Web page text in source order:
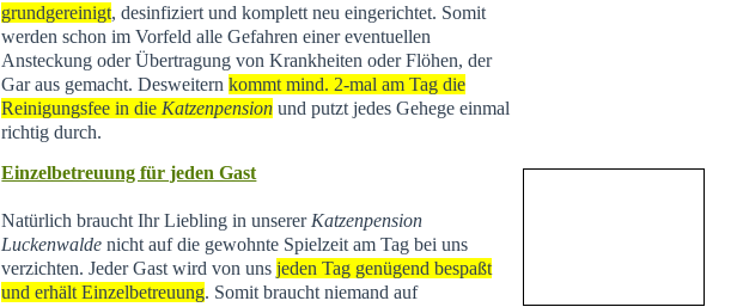
grundgereinigt, desinfiziert und komplett neu eingerichtet. Somit
werden schon im Vorfeld alle Gefahren einer eventuellen
Ansteckung oder Übertragung von Krankheiten oder Flöhen, der
Gar aus gemacht. Desweiternkommt mind. 2-mal am Tag die
Reinigungsfee in die Katzenpension und putzt jedes Gehege einmal
richtig durch.
Einzelbetreuung für jeden Gast
Natürlich braucht Ihr Liebling in unserer Katzenpension
Luckenwalde nicht auf die gewohnte Spielzeit am Tag bei uns
verzichten. Jeder Gast wird von unsjeden Tag genügend bespaßt
und erhält Einzelbetreuung. Somit braucht niemand auf